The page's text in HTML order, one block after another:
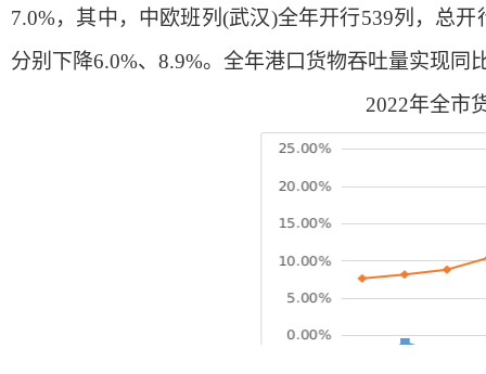
7.0%，其中，中欧班列(武汉)全年开行539列，总
分别下降6.0%、8.9%。全年港口货物吞吐量实现同
2022年全市